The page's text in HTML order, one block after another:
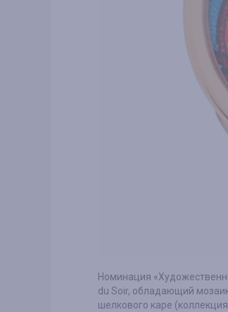
Номинация
du Soir, обладающий
шелкового каре